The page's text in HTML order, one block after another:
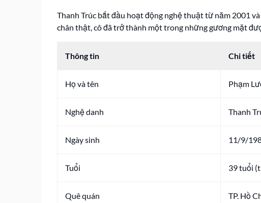
Thanh Trúc bắt đầu hoạt động nghệ thuật từ năm 2001
chân thật, cô đã trở thành một trong những gương mặt
Thông tin Chi tiết
Họ và tên Phạm
Nghệ danh Thanh
Ngày sinh 11/9/
Tuổi 39 tuổi
Quê quán TP. Hồ